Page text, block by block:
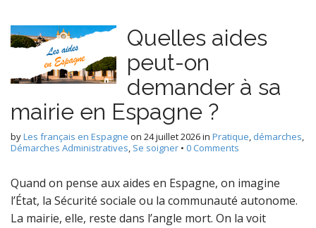
Quelles aides
peut-on
demander à sa
mairie en Espagne ?
byLes français en Espagne on 24 juillet 2026in Pratique, démarches,
Démarches Administratives, Se soigner • 0 Comments
Quand on pense aux aides en Espagne, on imagine
l’État, la Sécurité sociale ou la communauté autonome.
La mairie, elle, reste dans l’angle mort. On la voit